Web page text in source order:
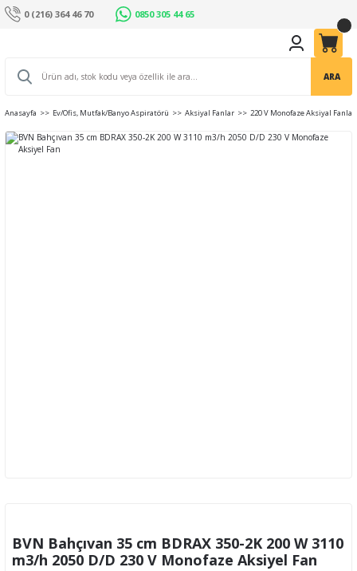
0 (216) 364 46 70 0850 305 44 65
ARA
Anasayfa Ev/Ofis, Mutfak/Banyo Aspiratörü Aksiyal Fanlar 220 V Monofaze Aksiyal Fanlar
BVN Bahçıvan 35 cm BDRAX 350-2K 200 W 3110
m3/h 2050 D/D 230 V Monofaze Aksiyel Fan